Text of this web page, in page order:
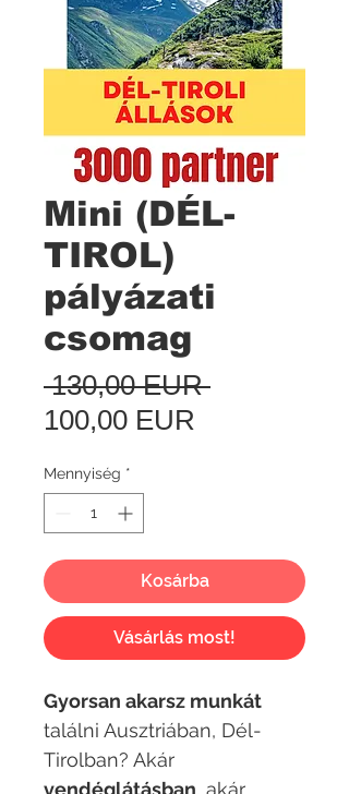
Mini (DÉL-
TIROL)
pályázati
csomag
130,00 EUR Szokásos
100,00 EUR
Mennyiség *
Kosárba
Vásárlás most!
Gyorsan akarsz munkát
találni Ausztriában, Dél-
Tirolban? Akár
vendéglátásban, akár